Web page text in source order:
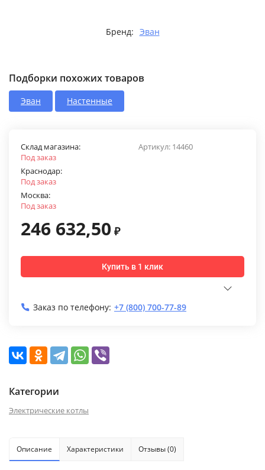
Бренд: Эван
Подборки похожих товаров
Эван Настенные
Артикул: 14460
Склад магазина:
Под заказ
Краснодар:
Под заказ
Москва:
Под заказ
246 632,50 ₽
Купить в 1 клик
Заказ по телефону: +7 (800) 700-77-89
Категории
Электрические котлы
Описание Характеристики Отзывы (0)